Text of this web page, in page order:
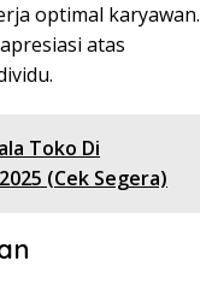
optimal karyawan.
atas
Toko Di
(Cek Segera)